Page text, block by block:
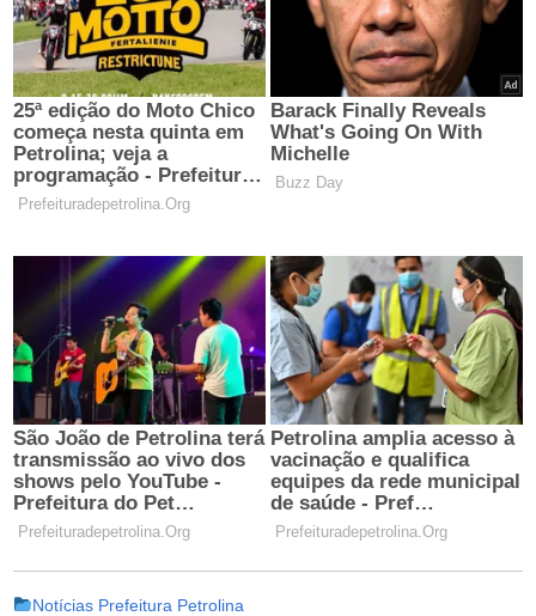
Notícias Prefeitura Petrolina